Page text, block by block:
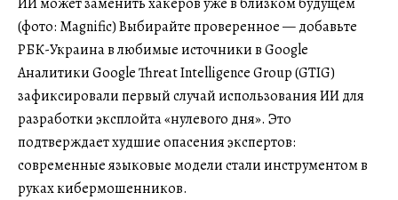
(фото: Magnific) Выбирайте проверенное — добавьте
РБК-Украина в любимые источники в Google
Аналитики Google Threat Intelligence Group (GTIG)
зафиксировали первый случай использования ИИ для
разработки эксплойта «нулевого дня». Это
подтверждает худшие опасения экспертов:
современные языковые модели стали инструментом в
руках кибермошенников.